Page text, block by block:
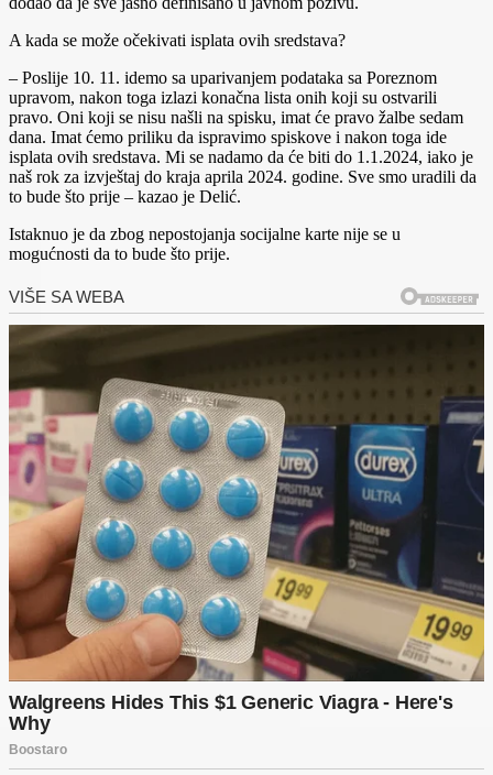
A kada se može očekivati isplata ovih sredstava?
– Poslije 10. 11. idemo sa uparivanjem podataka sa Poreznom
upravom, nakon toga izlazi konačna lista onih koji su ostvarili
pravo. Oni koji se nisu našli na spisku, imat će pravo žalbe sedam
dana. Imat ćemo priliku da ispravimo spiskove i nakon toga ide
isplata ovih sredstava. Mi se nadamo da će biti do 1.1.2024, iako je
naš rok za izvještaj do kraja aprila 2024. godine. Sve smo uradili da
to bude što prije – kazao je Delić.
Istaknuo je da zbog nepostojanja socijalne karte nije se u
mogućnosti da to bude što prije.